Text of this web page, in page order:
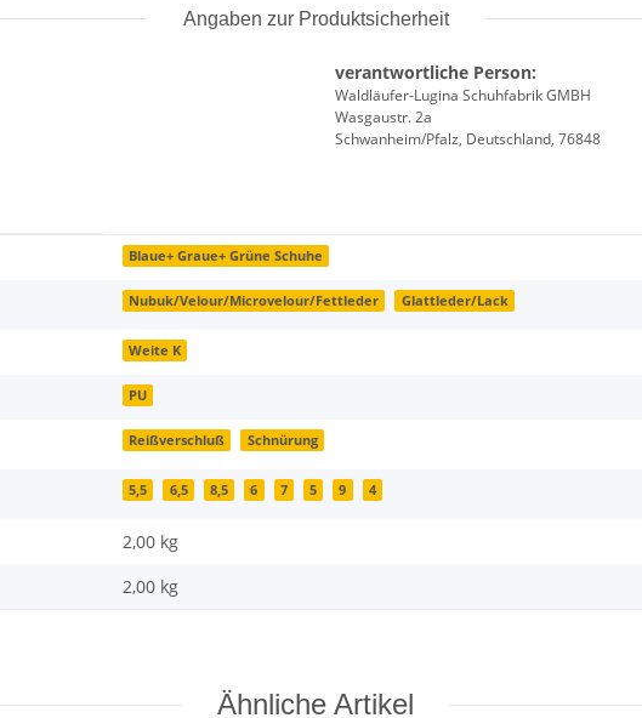
Angaben zur Produktsicherheit
verantwortliche Person:
Waldläufer-Lugina Schuhfabrik GMBH
Wasgaustr. 2a
Schwanheim/Pfalz, Deutschland, 76848
Blaue+ Graue+ Grüne Schuhe
Nubuk/Velour/Microvelour/Fettleder Glattleder/Lack
Weite K
PU
Reißverschluß Schnürung
5,5 6,5 8,5 6 7 5 9 4
2,00 kg
2,00 kg
Ähnliche Artikel